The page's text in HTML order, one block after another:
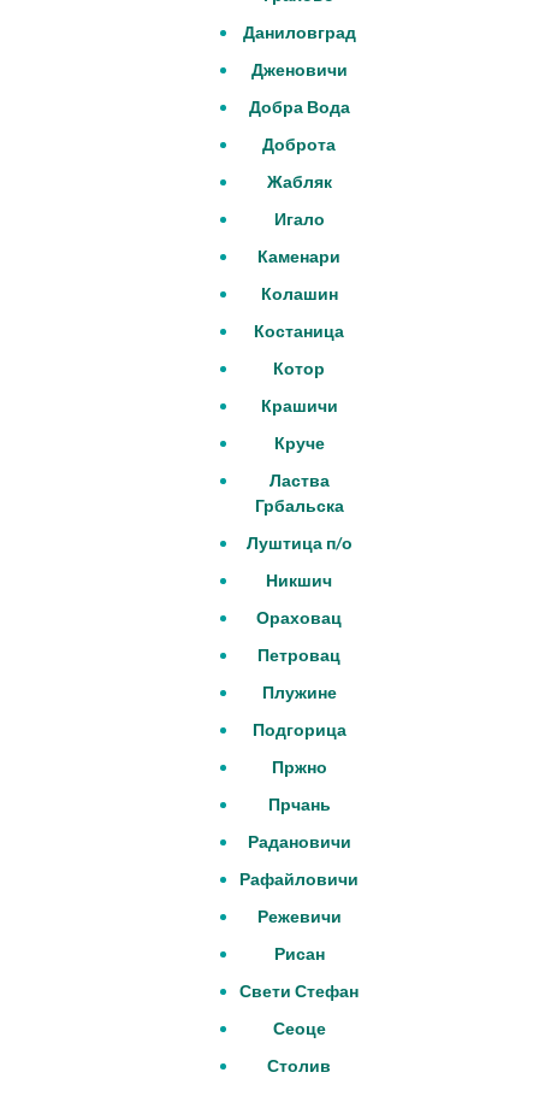
Даниловград
Дженовичи
Добра Вода
Доброта
Жабляк
Игало
Каменари
Колашин
Костаница
Котор
Крашичи
Круче
Ластва
Грбальска
Луштица п/о
Никшич
Ораховац
Петровац
Плужине
Подгорица
Пржно
Прчань
Радановичи
Рафайловичи
Режевичи
Рисан
Свети Стефан
Сеоце
Столив